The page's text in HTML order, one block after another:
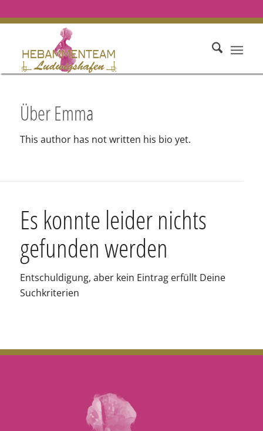
ÜberEmma
This author has not written his bio yet.
Es konnte leider nichts
gefunden werden
Entschuldigung, aber kein Eintrag erfüllt Deine
Suchkriterien